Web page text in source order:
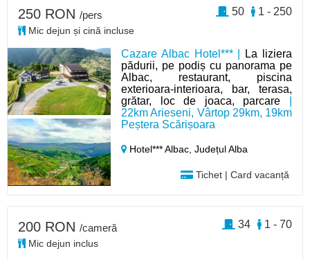
Cazare Albac Hotel*** |
La liziera
pădurii, pe podiș cu panorama pe
Albac, restaurant, piscina
exterioara-interioara, bar, terasa,
grătar, loc de joaca, parcare
22km Arieseni, Vârtop 29km, 19km
Peștera Scărișoara
Hotel*** Albac,Județul Alba
Tichet | Card vacanță
250 RON /pers
Mic dejun și cină incluse
1 - 250
50
200 RON /cameră
Mic dejun inclus
1 - 70
34